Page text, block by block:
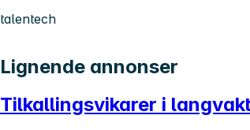
talentech
Lignende annonser
Tilkallingsvikarer i